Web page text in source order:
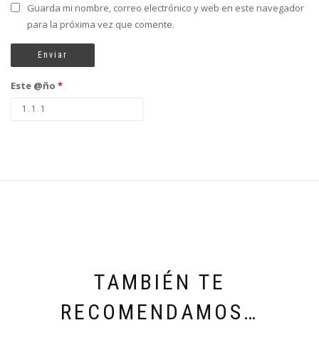
Guarda mi nombre, correo electrónico y web en este navegador
para la próxima vez que comente.
Este @ño *
TAMBIÉN TE
RECOMENDAMOS…